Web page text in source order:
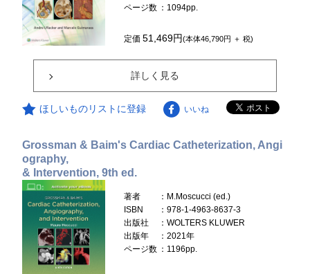
ページ数 ：1094pp.
定価51,469円(本体46,790円 ＋ 税)
詳しく見る
ほしいものリストに登録 いいね
Grossman & Baim's Cardiac Catheterization, Angi
ography,
& Intervention, 9th ed.
著者
：M.Moscucci (ed.)
ISBN
：978-1-4963-8637-3
出版社
：WOLTERS KLUWER
出版年
：2021年
ページ数 ：1196pp.